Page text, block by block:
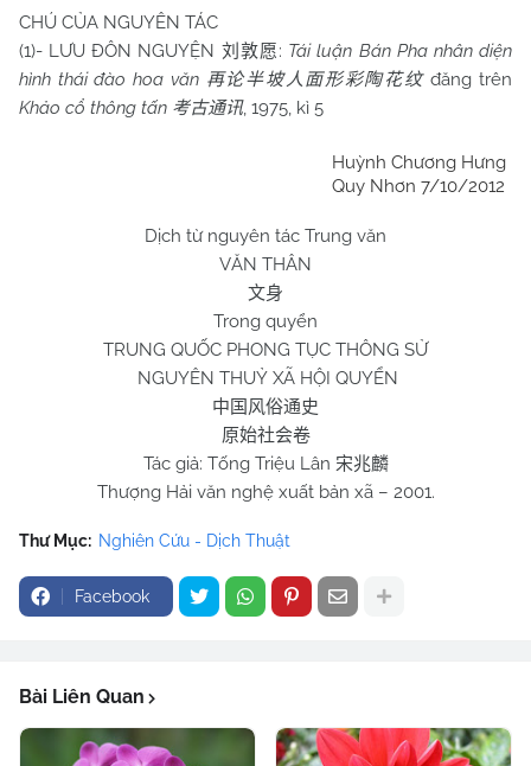
CHÚ CỦA NGUYÊN TÁC
(1)- LƯU ĐÔN NGUYỆN 刘敦愿: Tái luận Bán Pha nhân diện
hình thái đào hoa văn 再论半坡人面形彩陶花纹 đăng trên
Khảo cổ thông tấn 考古通讯, 1975, kì 5
Huỳnh Chương Hưng
Quy Nhơn 7/10/2012
Dịch từ nguyên tác Trung văn
VĂN THÂN
文身
Trong quyển
TRUNG QUỐC PHONG TỤC THÔNG SỬ
NGUYÊN THUỶ XÃ HỘI QUYỂN
中国风俗通史
原始社会卷
Tác giả: Tống Triệu Lân 宋兆麟
Thượng Hải văn nghệ xuất bản xã – 2001.
Thư Mục: Nghiên Cứu - Dịch Thuật
Facebook
Bài Liên Quan